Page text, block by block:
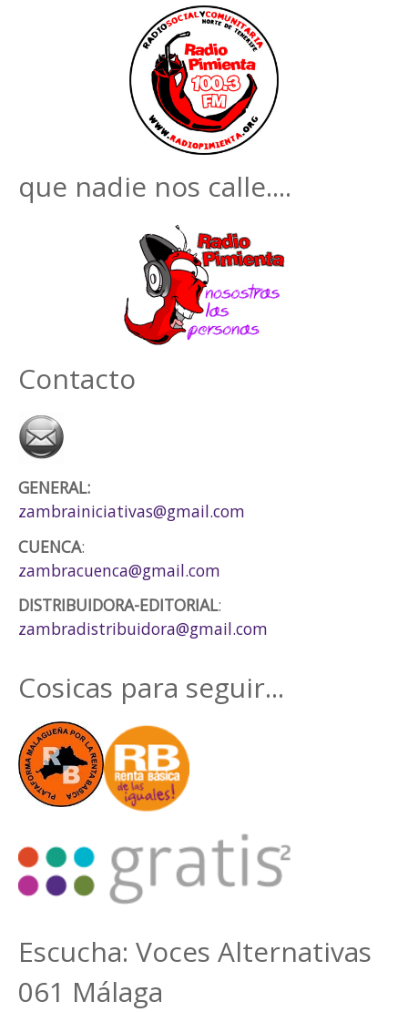
que nadie nos calle....
Contacto
GENERAL:
zambrainiciativas@gmail.com
CUENCA:
zambracuenca@gmail.com
DISTRIBUIDORA-EDITORIAL:
zambradistribuidora@gmail.com
Cosicas para seguir...
Escucha: Voces Alternativas
061 Málaga